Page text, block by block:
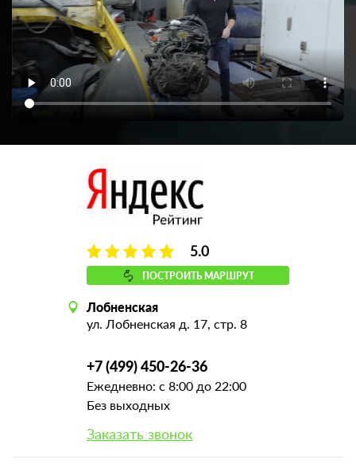
5.0
ПОСТРОИТЬ МАРШРУТ
Лобненская
ул. Лобненская д. 17, стр. 8
+7 (499) 450-26-36
Ежедневно: с 8:00 до 22:00
Без выходных
Заказать звонок